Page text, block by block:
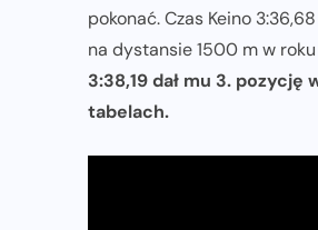
pokonać. Czas Keino
na dystansie 1500 m w
3:38,19 dał mu 3. pozycję
tabelach.